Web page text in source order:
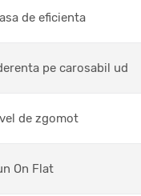
de eficienta
pe carosabil ud
de zgomot
On Flat